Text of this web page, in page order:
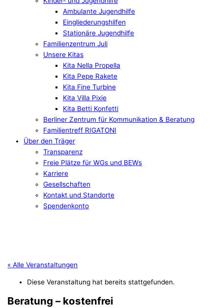
Ambulante Jugendhilfe
Eingliederungshilfen
Stationäre Jugendhilfe
Familienzentrum Juli
Unsere Kitas
Kita Nella Propella
Kita Pepe Rakete
Kita Fine Turbine
Kita Villa Pixie
Kita Betti Konfetti
Berliner Zentrum für Kommunikation & Beratung
Familientreff RIGATONI
Über den Träger
Transparenz
Freie Plätze für WGs und BEWs
Karriere
Gesellschaften
Kontakt und Standorte
Spendenkonto
« Alle Veranstaltungen
Diese Veranstaltung hat bereits stattgefunden.
Beratung – kostenfrei